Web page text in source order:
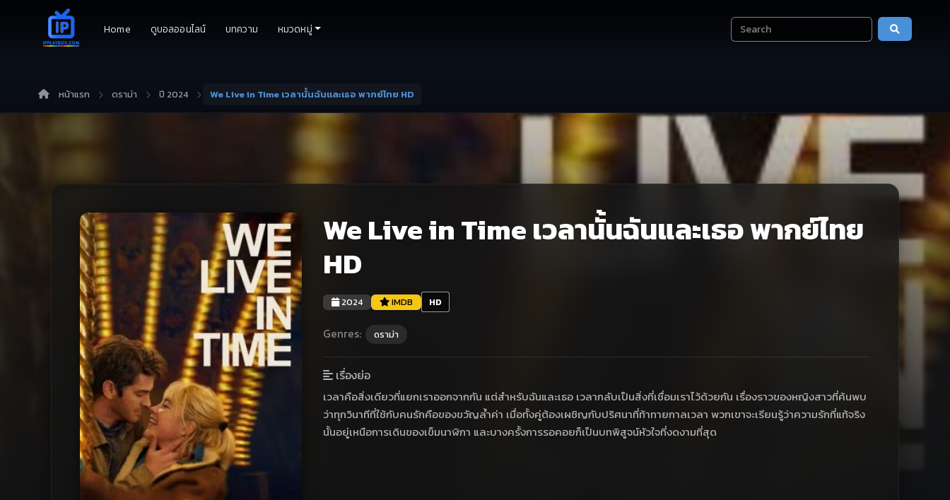
Home ดูบอลออนไลน์ บทความ หมวดหมู่
หน้าแรก ดราม่า ปี 2024 We Live in Time เวลานั้นฉันและเธอ พากย์ไทย HD
We Live in Time เวลานั้นฉันและเธอ พากย์ไทย
HD
2024 IMDB HD
Genres: ดราม่า
เรื่องย่อ
เวลาคือสิ่งเดียวที่แยกเราออกจากกัน แต่สำหรับฉันและเธอ เวลากลับเป็นสิ่งที่เชื่อมเราไว้ด้วยกัน เรื่องราวของหญิงสาวที่ค้นพบ
ว่าทุกวินาทีที่ใช้กับคนรักคือของขวัญล้ำค่า เมื่อทั้งคู่ต้องเผชิญกับปริศนาที่ท้าทายกาลเวลา พวกเขาจะเรียนรู้ว่าความรักที่แท้จริง
นั้นอยู่เหนือการเดินของเข็มนาฬิกา และบางครั้งการรอคอยก็เป็นบทพิสูจน์หัวใจที่งดงามที่สุด